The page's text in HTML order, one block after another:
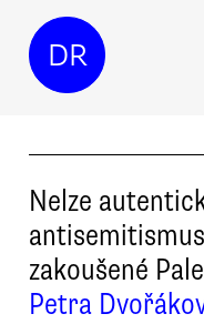
DR
Nelze
zakoušené
Petra